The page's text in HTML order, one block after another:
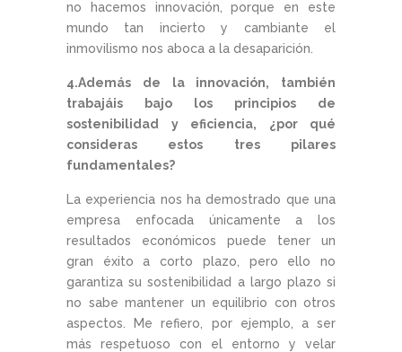
no hacemos innovación, porque en este
mundo tan incierto y cambiante el
inmovilismo nos aboca a la desaparición.
4.Además de la innovación, también
trabajáis bajo los principios de
sostenibilidad y eficiencia, ¿por qué
consideras estos tres pilares
fundamentales?
La experiencia nos ha demostrado que una
empresa enfocada únicamente a los
resultados económicos puede tener un
gran éxito a corto plazo, pero ello no
garantiza su sostenibilidad a largo plazo si
no sabe mantener un equilibrio con otros
aspectos. Me refiero, por ejemplo, a ser
más respetuoso con el entorno y velar